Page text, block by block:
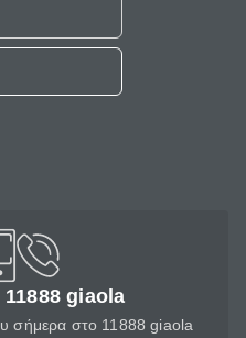
giaola
σήμερα στο 11888 giaola